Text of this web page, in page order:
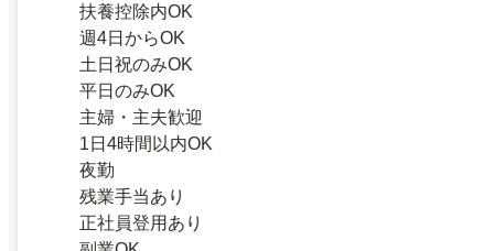
扶養控除内OK
週4日からOK
土日祝のみOK
平日のみOK
主婦・主夫歓迎
1日4時間以内OK
夜勤
残業手当あり
正社員登用あり